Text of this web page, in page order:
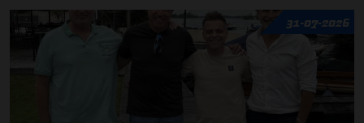
31-07-2026